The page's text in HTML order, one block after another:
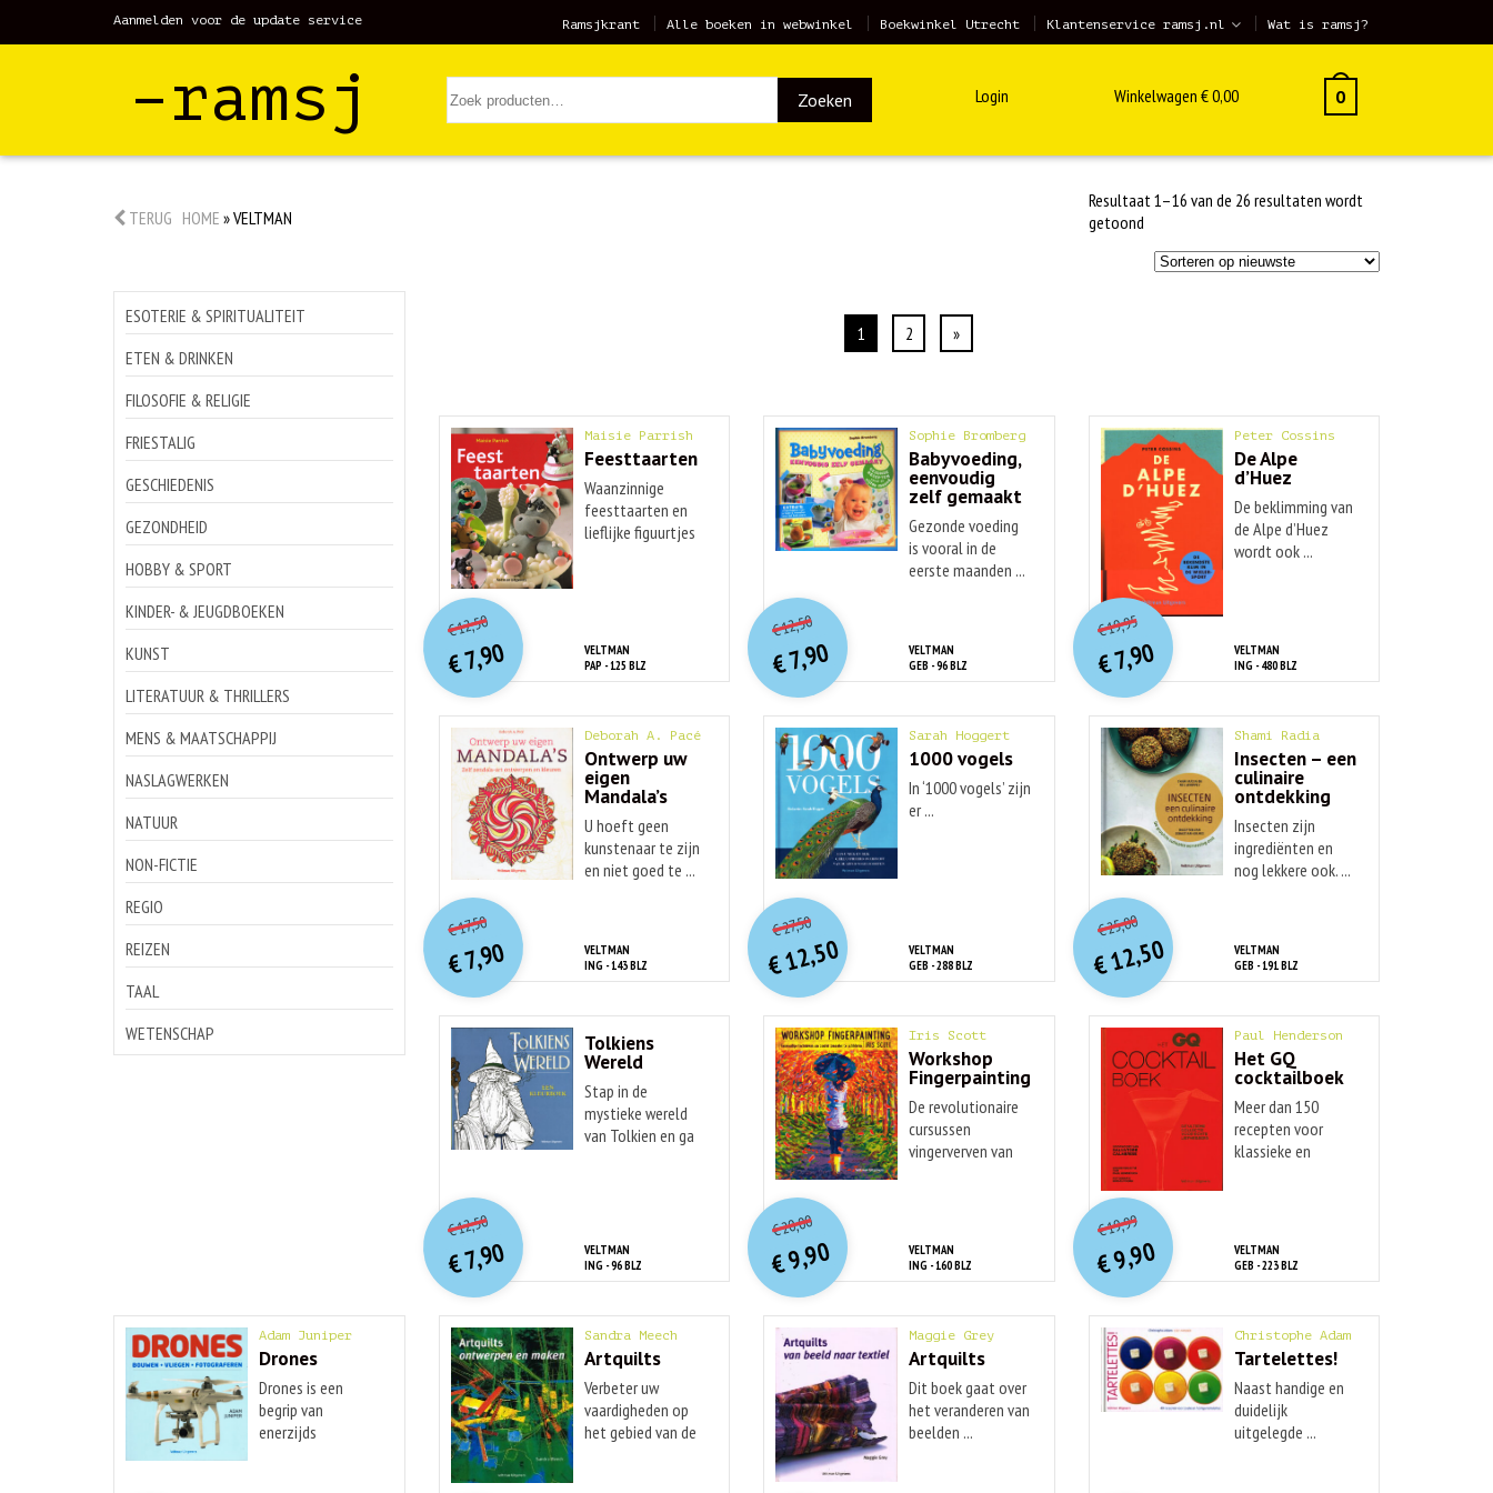
Aanmelden voor de update service Ramsjkrant Alle boeken in webwinkel Boekwinkel Utrecht Klantenservice ramsj.nl Wat is ramsj?
–ramsj Zoeken Login Winkelwagen €0,00 0
TERUG HOME »VELTMAN
Resultaat 1–16 van de 26 resultaten wordt
getoondGesorteerd
nieuwste
ESOTERIE & SPIRITUALITEIT
ETEN & DRINKEN
FILOSOFIE & RELIGIE
FRIESTALIG
GESCHIEDENIS
GEZONDHEID
HOBBY & SPORT
KINDER- & JEUGDBOEKEN
KUNST
LITERATUUR & THRILLERS
MENS & MAATSCHAPPIJ
NASLAGWERKEN
NATUUR
NON-FICTIE
REGIO
REIZEN
TAAL
WETENSCHAP
1 2 »
Maisie Parrish
Feesttaarten
Waanzinnige
feesttaarten en
lieflijke figuurtjes
VELTMAN
PAP - 125 BLZ
€12,50O
orspr
onkelijke
prijs
was:
€ 12,50.
€7,90
Huidige
prijs
is:
€ 7,90.
Sophie Bromberg
Babyvoeding,
eenvoudig
zelf gemaakt
Gezonde voeding
is vooral in de
eerste maanden ...
VELTMAN
GEB - 96 BLZ
€12,50O
orspr
onkelijke
prijs
was:
€ 12,50.
€7,90
Huidige
prijs
is:
€ 7,90.
Peter Cossins
De Alpe
d’Huez
De beklimming van
de Alpe d’Huez
wordt ook ...
VELTMAN
ING - 480 BLZ
€19,95O
orspr
onkelijke
prijs
was:
€ 19,95.
€7,90
Huidige
prijs
is:
€ 7,90.
Deborah A. Pacé
Ontwerp uw
eigen
Mandala’s
U hoeft geen
kunstenaar te zijn
en niet goed te ...
VELTMAN
ING - 143 BLZ
€17,50O
orspr
onkelijke
prijs
was:
€ 17,50.
€7,90
Huidige
prijs
is:
€ 7,90.
Sarah Hoggert
1000 vogels
In ‘1000 vogels’ zijn
er ...
VELTMAN
GEB - 288 BLZ
€27,50O
orspr
onkelijke
prijs
was:
€ 27,50.
€12,50
Huidige
prijs
is:€ 12,50.
Shami Radia
Insecten – een
culinaire
ontdekking
Insecten zijn
ingrediënten en
nog lekkere ook. ...
VELTMAN
GEB - 191 BLZ
€25,00O
orspr
onkelijke
prijs
was:
€ 25,00.
€12,50
Huidige
prijs
is:€ 12,50.
Tolkiens
Wereld
Stap in de
mystieke wereld
van Tolkien en ga
VELTMAN
ING - 96 BLZ
€12,50O
orspr
onkelijke
prijs
was:
€ 12,50.
€7,90
Huidige
prijs
is:
€ 7,90.
Iris Scott
Workshop
Fingerpainting
De revolutionaire
cursussen
vingerverven van
VELTMAN
ING - 160 BLZ
€20,00O
orspr
onkelijke
prijs
was:
€ 20,00.
€9,90
Huidige
prijs
is:
€ 9,90.
Paul Henderson
Het GQ
cocktailboek
Meer dan 150
recepten voor
klassieke en
VELTMAN
GEB - 223 BLZ
€19,99O
orspr
onkelijke
prijs
was:
€ 19,99.
€9,90
Huidige
prijs
is:
€ 9,90.
Adam Juniper
Drones
Drones is een
begrip van
enerzijds
Sandra Meech
Artquilts
Verbeter uw
vaardigheden op
het gebied van de
Maggie Grey
Artquilts
Dit boek gaat over
het veranderen van
beelden ...
Christophe Adam
Tartelettes!
Naast handige en
duidelijk
uitgelegde ...